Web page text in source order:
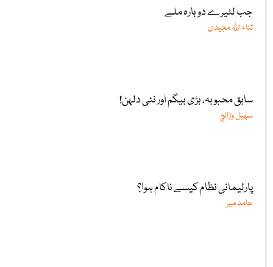
جب لٹیرے دوبارہ ملے
ثناء اللّٰہ مجیدی
سابق محبوبہ، بڑی بیگم اور نئی دلہن!
سہیل وڑائچ
پارلیمانی نظام کیسے ناکام ہوا؟
حامد میر